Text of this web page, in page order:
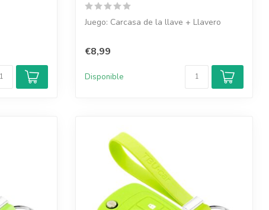
Juego: Carcasa de la llave + Llavero
€8,99
Disponible